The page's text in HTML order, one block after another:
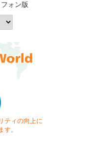
ォン版
ティの向上に
す。